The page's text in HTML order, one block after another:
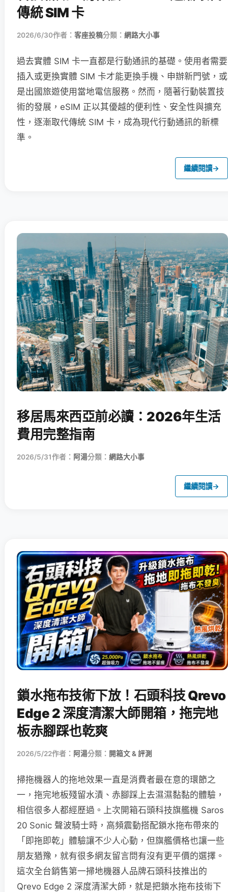
傳統 SIM 卡
2026/6/30作者： 客座投稿分類： 網路大小事
過去實體 SIM 卡一直都是行動通訊的基礎。使用者需要
插入或更換實體 SIM 卡才能更換手機、申辦新門號，或
是出國旅遊使用當地電信服務。然而，隨著行動裝置技
術的發展，eSIM 正以其優越的便利性、安全性與擴充
性，逐漸取代傳統 SIM 卡，成為現代行動通訊的新標
準。
繼續閱讀→
移居馬來西亞前必讀：2026年生活
費用完整指南
2026/5/31作者： 阿湯分類： 網路大小事
繼續閱讀→
鎖水拖布技術下放！石頭科技 Qrevo
Edge 2 深度清潔大師開箱，拖完地
板赤腳踩也乾爽
2026/5/22作者： 阿湯分類： 開箱文 & 評測
掃拖機器人的拖地效果一直是消費者最在意的環節之
一，拖完地板殘留水漬、赤腳踩上去濕濕黏黏的體驗，
相信很多人都經歷過。上次開箱石頭科技旗艦機 Saros
20 Sonic 聲波騎士時，高頻震動搭配鎖水拖布帶來的
「即拖即乾」體驗讓不少人心動，但旗艦價格也讓一些
朋友猶豫，就有很多網友留言問有沒有更平價的選擇。
這次全台銷售第一掃地機器人品牌石頭科技推出的
Qrevo Edge 2 深度清潔大師，就是把鎖水拖布技術下